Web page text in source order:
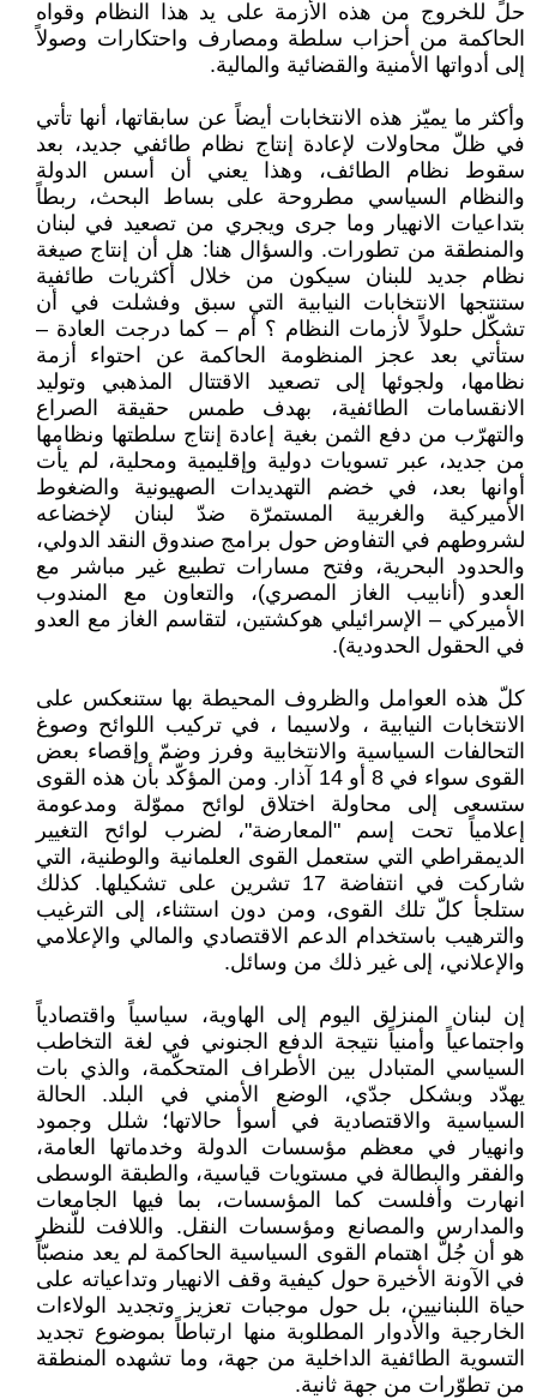
حلٍّ للخروج من هذه الأزمة على يد هذا النظام وقواه
الحاكمة من أحزاب سلطة ومصارف واحتكارات وصولاً
إلى أدواتها الأمنية والقضائية والمالية.
وأكثر ما يميّز هذه الانتخابات أيضاً عن سابقاتها، أنها تأتي
في ظلّ محاولات لإعادة إنتاج نظام طائفي جديد، بعد
سقوط نظام الطائف، وهذا يعني أن أسس الدولة
والنظام السياسي مطروحة على بساط البحث، ربطاً
بتداعيات الانهيار وما جرى ويجري من تصعيد في لبنان
والمنطقة من تطورات. والسؤال هنا: هل أن إنتاج صيغة
نظام جديد للبنان سيكون من خلال أكثريات طائفية
ستنتجها الانتخابات النيابية التي سبق وفشلت في أن
تشكّل حلولاً لأزمات النظام ؟ أم – كما درجت العادة –
ستأتي بعد عجز المنظومة الحاكمة عن احتواء أزمة
نظامها، ولجوئها إلى تصعيد الاقتتال المذهبي وتوليد
الانقسامات الطائفية، بهدف طمس حقيقة الصراع
والتهرّب من دفع الثمن بغية إعادة إنتاج سلطتها ونظامها
من جديد، عبر تسويات دولية وإقليمية ومحلية، لم يأت
أوانها بعد، في خضم التهديدات الصهيونية والضغوط
الأميركية والغربية المستمرّة ضدّ لبنان لإخضاعه
لشروطهم في التفاوض حول برامج صندوق النقد الدولي،
والحدود البحرية، وفتح مسارات تطبيع غير مباشر مع
العدو (أنابيب الغاز المصري)، والتعاون مع المندوب
الأميركي – الإسرائيلي هوكشتين، لتقاسم الغاز مع العدو
في الحقول الحدودية).
كلّ هذه العوامل والظروف المحيطة بها ستنعكس على
الانتخابات النيابية ، ولاسيما ، في تركيب اللوائح وصوغ
التحالفات السياسية والانتخابية وفرز وضمّ وإقصاء بعض
القوى سواء في 8 أو 14 آذار. ومن المؤكّد بأن هذه القوى
ستسعى إلى محاولة اختلاق لوائح مموّلة ومدعومة
إعلامياً تحت إسم "المعارضة"، لضرب لوائح التغيير
الديمقراطي التي ستعمل القوى العلمانية والوطنية، التي
شاركت في انتفاضة 17 تشرين على تشكيلها. كذلك
ستلجأ كلّ تلك القوى، ومن دون استثناء، إلى الترغيب
والترهيب باستخدام الدعم الاقتصادي والمالي والإعلامي
والإعلاني، إلى غير ذلك من وسائل.
إن لبنان المنزلق اليوم إلى الهاوية، سياسياً واقتصادياً
واجتماعياً وأمنياً نتيجة الدفع الجنوني في لغة التخاطب
السياسي المتبادل بين الأطراف المتحكّمة، والذي بات
يهدّد وبشكل جدّي، الوضع الأمني في البلد. الحالة
السياسية والاقتصادية في أسوأ حالاتها؛ شلل وجمود
وانهيار في معظم مؤسسات الدولة وخدماتها العامة،
والفقر والبطالة في مستويات قياسية، والطبقة الوسطى
انهارت وأفلست كما المؤسسات، بما فيها الجامعات
والمدارس والمصانع ومؤسسات النقل. واللافت للّنظر
هو أن جُلَّ اهتمام القوى السياسية الحاكمة لم يعد منصبّاً
في الآونة الأخيرة حول كيفية وقف الانهيار وتداعياته على
حياة اللبنانيين، بل حول موجبات تعزيز وتجديد الولاءات
الخارجية والأدوار المطلوبة منها ارتباطاً بموضوع تجديد
التسوية الطائفية الداخلية من جهة، وما تشهده المنطقة
من تطوّرات من جهة ثانية.